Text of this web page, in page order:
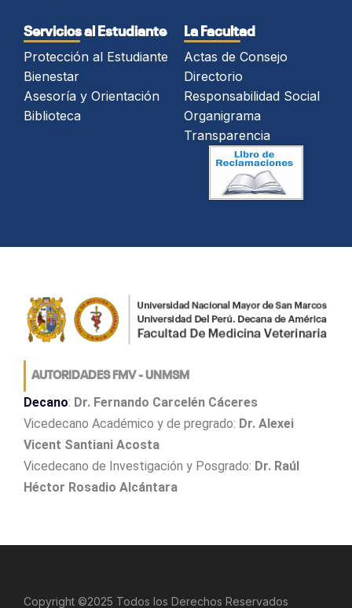
Servicios al Estudiante
Protección al Estudiante
Bienestar
Asesoría y Orientación
Biblioteca
La Facultad
Actas de Consejo
Directorio
Responsabilidad Social
Organigrama
Transparencia
AUTORIDADES FMV - UNMSM
Decano: Dr. Fernando Carcelén Cáceres
Vicedecano Académico y de pregrado: Dr. Alexei
Vicent Santiani Acosta
Vicedecano de Investigación y Posgrado: Dr. Raúl
Héctor Rosadio Alcántara
Copyright ©2025 Todos los Derechos Reservados